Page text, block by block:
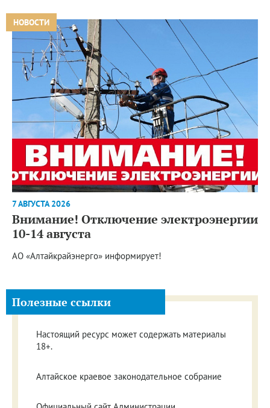
НОВОСТИ
7 АВГУСТА 2026
Внимание! Отключение электроэнергии
10-14 августа
АО «Алтайкрайэнерго» информирует!
Полезные ссылки
Настоящий ресурс может содержать материалы
18+.
Алтайское краевое законодательное собрание